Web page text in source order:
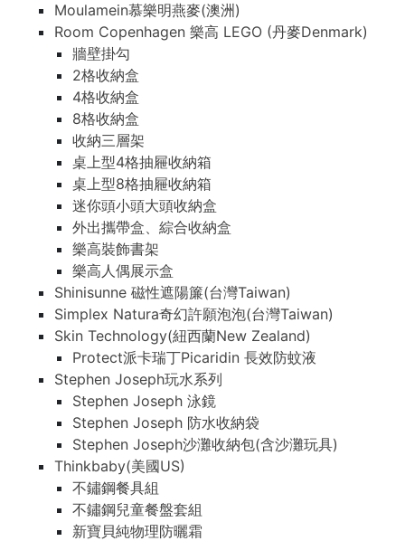
Moulamein慕樂明燕麥(澳洲)
Room Copenhagen 樂高 LEGO (丹麥Denmark)
牆壁掛勾
2格收納盒
4格收納盒
8格收納盒
收納三層架
桌上型4格抽屜收納箱
桌上型8格抽屜收納箱
迷你頭小頭大頭收納盒
外出攜帶盒、綜合收納盒
樂高裝飾書架
樂高人偶展示盒
Shinisunne 磁性遮陽簾(台灣Taiwan)
Simplex Natura奇幻許願泡泡(台灣Taiwan)
Skin Technology(紐西蘭New Zealand)
Protect派卡瑞丁Picaridin 長效防蚊液
Stephen Joseph玩水系列
Stephen Joseph 泳鏡
Stephen Joseph 防水收納袋
Stephen Joseph沙灘收納包(含沙灘玩具)
Thinkbaby(美國US)
不鏽鋼餐具組
不鏽鋼兒童餐盤套組
新寶貝純物理防曬霜